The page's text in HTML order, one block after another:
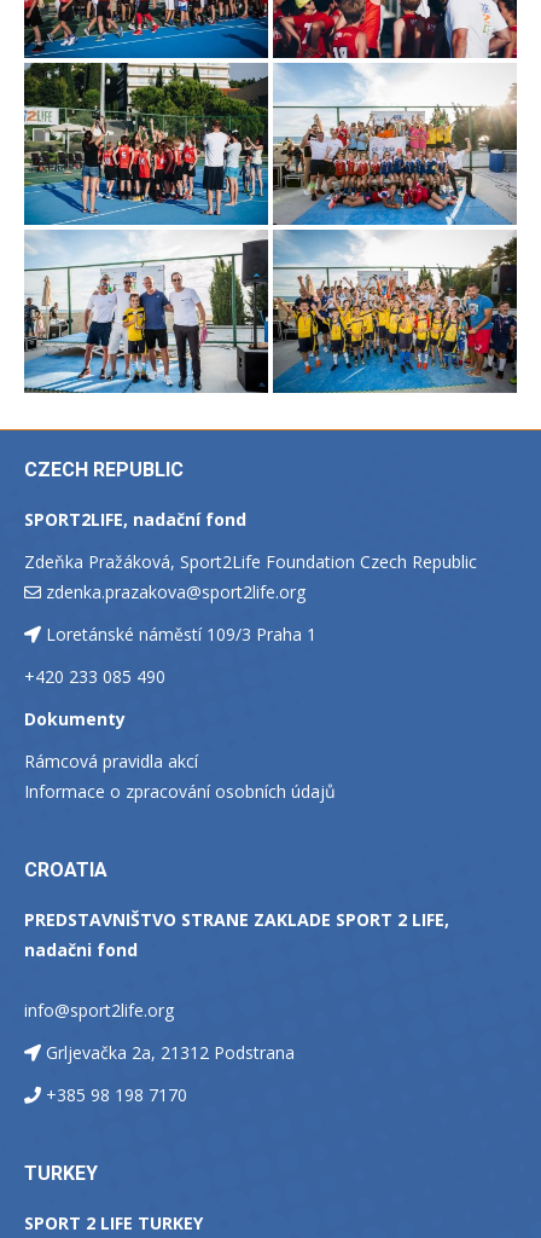
CZECH REPUBLIC
SPORT2LIFE, nadační fond
Zdeňka Pražáková, Sport2Life Foundation Czech Republic
zdenka.prazakova@sport2life.org
Loretánské náměstí 109/3 Praha 1
+420 233 085 490
Dokumenty
Rámcová pravidla akcí
Informace o zpracování osobních údajů
CROATIA
PREDSTAVNIŠTVO STRANE ZAKLADE SPORT 2 LIFE,
nadačni fond
info@sport2life.org
Grljevačka 2a, 21312 Podstrana
+385 98 198 7170
TURKEY
SPORT 2 LIFE TURKEY